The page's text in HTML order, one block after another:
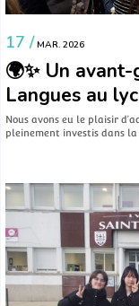
17 / MAR. 2026
🌍✨ Un
Langues au
Nous avons eu le plaisir
pleinement investis dans la